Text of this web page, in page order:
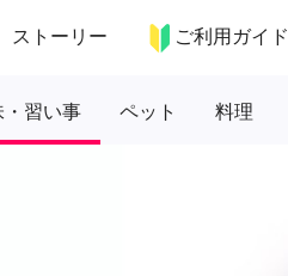
ストーリー ご利用ガイド
・習い事 ペット 料理